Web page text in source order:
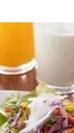
9:00PM (L.O
間が一部変更
ュッフェ）